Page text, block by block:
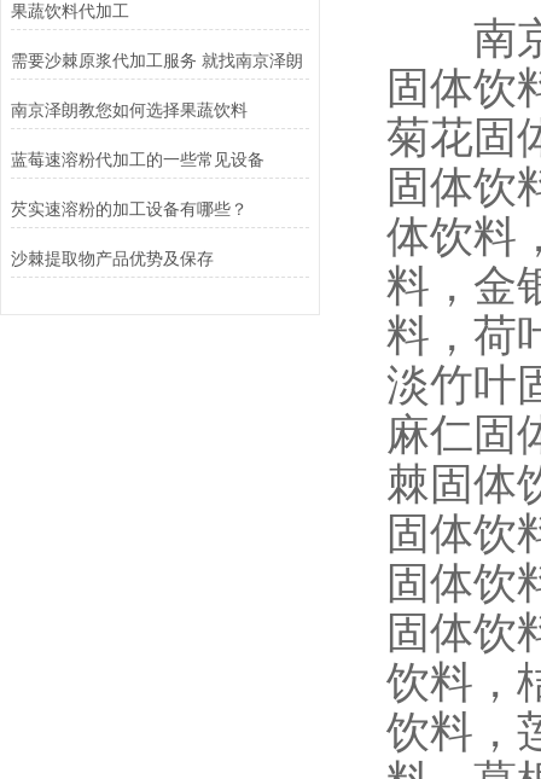
果蔬饮料代加工
需要沙棘原浆代加工服务 就找南京泽朗
南京泽朗教您如何选择果蔬饮料
蓝莓速溶粉代加工的一些常见设备
芡实速溶粉的加工设备有哪些？
沙棘提取物产品优势及保存
南京
固体饮
菊花固
固体饮
体饮料
料，金
料，荷
淡竹叶
麻仁固
棘固体
固体饮
固体饮
固体饮
饮料，
饮料，